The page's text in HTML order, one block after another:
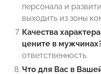
персонала и
выходить из зоны
Качества
цените в
ответственность.
Что для Вас в